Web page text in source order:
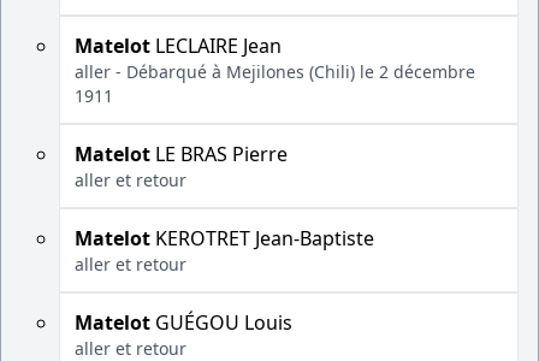
Matelot LECLAIRE Jean
aller - Débarqué à Mejilones (Chili) le 2 décembre
1911
Matelot LE BRAS Pierre
aller et retour
Matelot KEROTRET Jean-Baptiste
aller et retour
Matelot GUÉGOU Louis
aller et retour